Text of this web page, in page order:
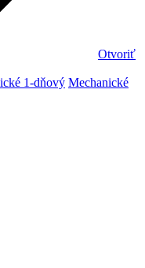
Otvoriť
1-dňový Mechanické